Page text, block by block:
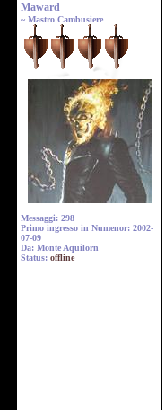
Maward
~ Mastro Cambusiere
Messaggi: 298
Primo ingresso in Numenor: 2002-
07-09
Da: Monte Aquilorn
Status: offline